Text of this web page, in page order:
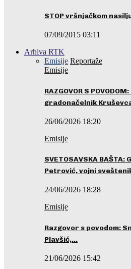
STOP vršnjačkom
07/09/2015 03:11
Arhiva RTK
Emisije Reportaže
Emisije
RAZGOVOR S
gradonačelnik
26/06/2026 18:20
Emisije
SVETOSAVSKA
Petrović, vojni
24/06/2026 18:28
Emisije
Razgovor s povodom:
Plavšić,…
21/06/2026 15:42